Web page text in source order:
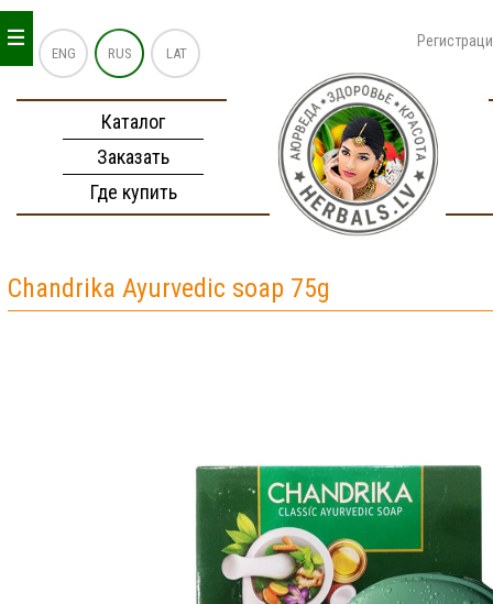
ENG RUS LAT
Каталог
Заказать
Где купить
_
_
_
Chandrika Ayurvedic soap 75g